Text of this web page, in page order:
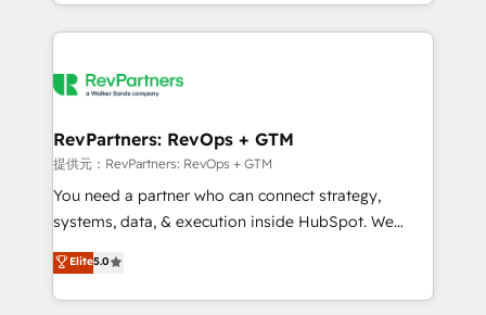
transform brand experiences As one of the few full-
service creative agencies in the HubSpot
winning design to build scalable, globally
marketing campaigns, & RevOps frameworks that
fuel long-term success We connect the entire
customer lifecycle through seamless integrations,
ensure long-term adoption with change-
and service to drive sustainable growth With 6 key
HubSpot accreditations and experience across
RevPartners: RevOps + GTM
提供元：RevPartners: RevOps + GTM
You need a partner who can connect strategy,
systems, data, & execution inside HubSpot. We
bridge the gap where most agencies fall short by
combining GTM strategy with technical execution to
solve the right problem with the right solution. As the
Elite5.0